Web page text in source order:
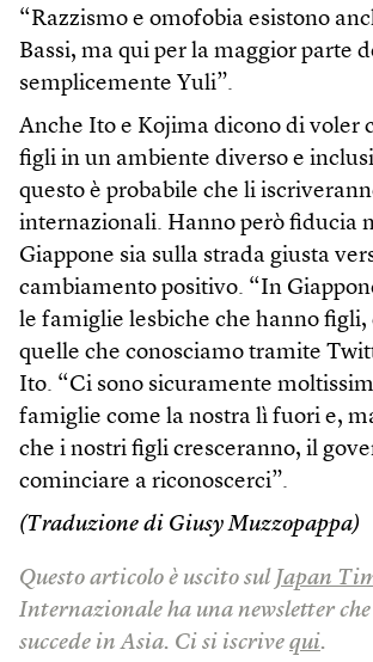
“Razzismo e omofobia esistono
Bassi, ma qui per la maggior parte
semplicemente Yuli”.
Anche Ito e Kojima dicono di voler
figli in un ambiente diverso e
questo è probabile che li
internazionali. Hanno però fiducia
Giappone sia sulla strada giusta
cambiamento positivo. “In
le famiglie lesbiche che hanno figli,
quelle che conosciamo tramite
Ito. “Ci sono sicuramente
famiglie come la nostra lì fuori e,
che i nostri figli cresceranno, il
cominciare a riconoscerci”.
(Traduzione di Giusy Muzzopappa)
Questo articolo è uscito sul Japan
Internazionale ha una newsletter
succede in Asia. Ci si iscrive qui.